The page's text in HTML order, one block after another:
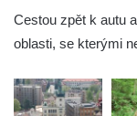
Cestou zpět k autu
oblasti, se kterými